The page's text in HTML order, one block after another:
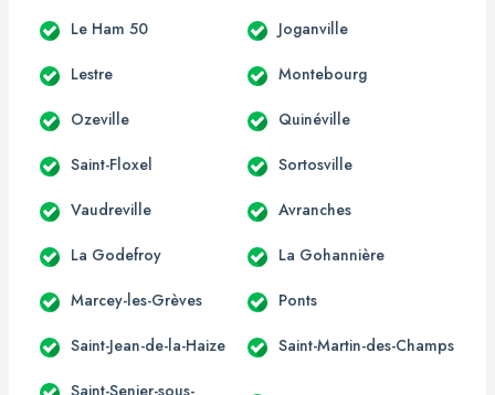
Le Ham 50 Joganville
Lestre Montebourg
Ozeville Quinéville
Saint-Floxel Sortosville
Vaudreville Avranches
La Godefroy La Gohannière
Marcey-les-Grèves Ponts
Saint-Jean-de-la-Haize Saint-Martin-des-Champs
Saint-Senier-sous-